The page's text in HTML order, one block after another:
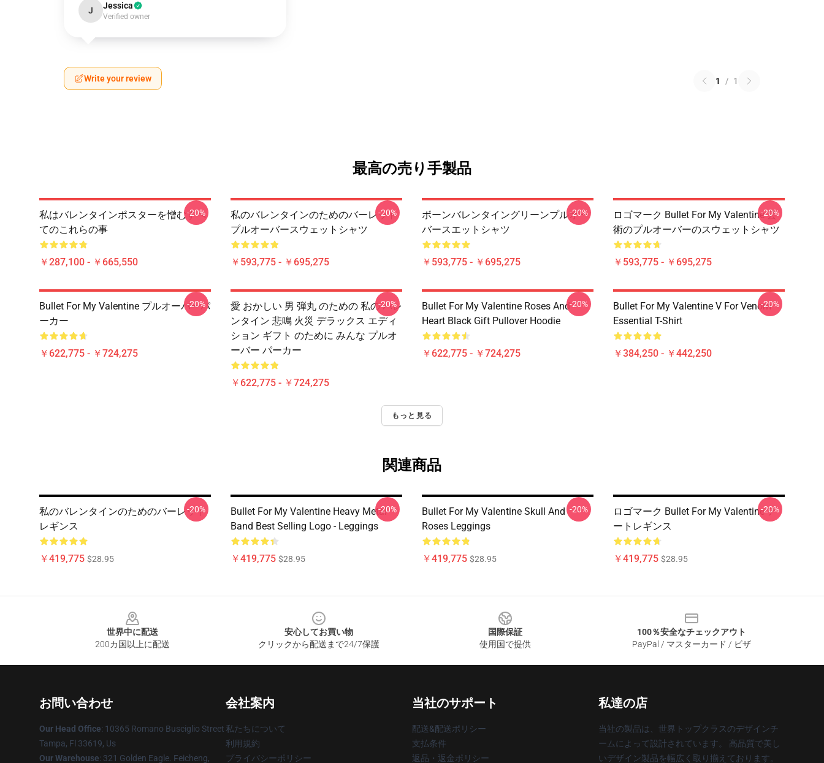
J Jessica
Verified owner
Write your review 1 / 1
最高の売り手製品
私はバレンタインポスターを憎むすべ
てのこれらの事
￥287,100 - ￥665,550
-20%
私のバレンタインのためのバーレット
プルオーバースウェットシャツ
￥593,775 - ￥695,275
-20%
ボーンバレンタイングリーンプルオー
バースエットシャツ
￥593,775 - ￥695,275
-20%
ロゴマーク Bullet For My Valentine 芸
術のプルオーバーのスウェットシャツ
￥593,775 - ￥695,275
-20%
Bullet For My Valentine プルオーバーパ
ーカー
￥622,775 - ￥724,275
-20%
愛 おかしい 男 弾丸 のための 私の バレ
ンタイン 悲鳴 火災 デラックス エディ
ション ギフト のために みんな プルオ
ーバー パーカー
￥622,775 - ￥724,275
-20%
Bullet For My Valentine Roses And
Heart Black Gift Pullover Hoodie
￥622,775 - ￥724,275
-20%
Bullet For My Valentine V For Venom
Essential T-Shirt
￥384,250 - ￥442,250
-20%
もっと見る
関連商品
私のバレンタインのためのバーレット
レギンス
￥419,775 $28.95
-20%
Bullet For My Valentine Heavy Metal
Band Best Selling Logo - Leggings
￥419,775 $28.95
-20%
Bullet For My Valentine Skull And
Roses Leggings
￥419,775 $28.95
-20%
ロゴマーク Bullet For My Valentine ア
ートレギンス
￥419,775 $28.95
-20%
世界中に配送
200カ国以上に配送
安心してお買い物
クリックから配送まで24/7保護
国際保証
使用国で提供
100％安全なチェックアウト
PayPal / マスターカード / ビザ
お問い合わせ
Our Head Office: 10365 Romano Busciglio Street
Tampa, Fl 33619, Us
Our Warehouse: 321 Golden Eagle. Feicheng,
会社案内
私たちについて
利用規約
プライバシーポリシー
当社のサポート
配送&配送ポリシー
支払条件
返品・返金ポリシー
私達の店
当社の製品は、世界トップクラスのデザインチ
ームによって設計されています。 高品質で美し
いデザイン製品を幅広く取り揃えております。